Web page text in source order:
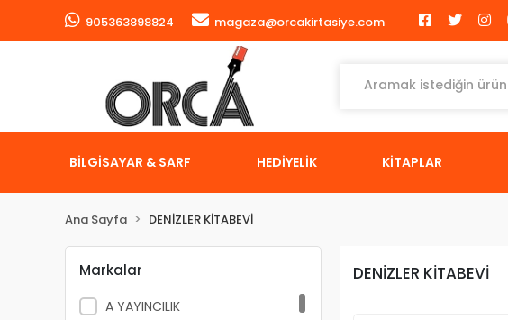
905363898824 magaza@orcakirtasiye.com
BİLGİSAYAR & SARF HEDİYELİK KİTAPLAR
Ana Sayfa DENİZLER KİTABEVİ
Markalar
A YAYINCILIK
DENİZLER KİTABEVİ